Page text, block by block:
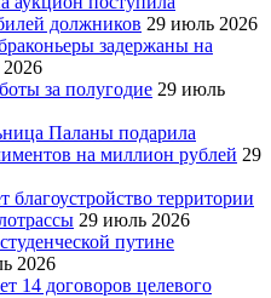
должников 29 июль 2026
задержаны на
за полугодие 29 июль
Паланы подарила
на миллион рублей 29
благоустройство территории
29 июль 2026
путине
2026
14 договоров целевого